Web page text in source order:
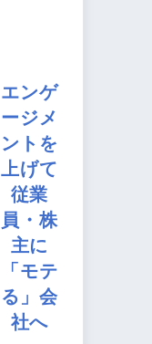
エンゲ
ージメ
ントを
上げて
従業
員・株
主に
「モテ
る」会
社へ